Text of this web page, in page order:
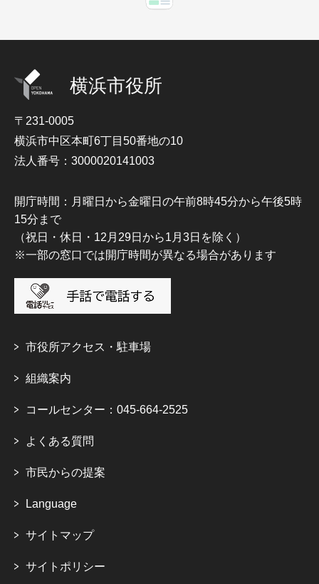
横浜市役所
〒231-0005
横浜市中区本町6丁目50番地の10
法人番号：3000020141003
開庁時間：月曜日から金曜日の午前8時45分から午後5時
15分まで
（祝日・休日・12月29日から1月3日を除く）
※一部の窓口では開庁時間が異なる場合があります
市役所アクセス・駐車場
組織案内
コールセンター：045-664-2525
よくある質問
市民からの提案
Language
サイトマップ
サイトポリシー